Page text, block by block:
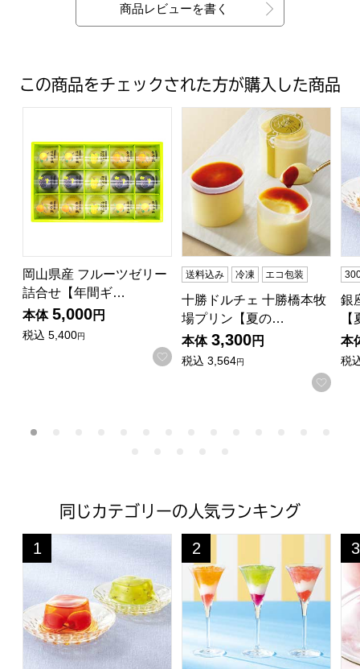
商品レビューを書く
この商品をチェックされた方が購入した商品
岡山県産 フルーツゼリー詰合せ【年間ギフト】
岡山県産 フルーツゼリー
詰合せ【年間ギ…
本体 5,000円
税込 5,400円
お気に入りに登録する
十勝ドルチェ 十勝橋本牧場
送料込み 冷凍 エコ包装
十勝ドルチェ 十勝橋本牧
場プリン【夏の…
本体 3,300円
税込 3,564円
お気
銀
本
税
同じカテゴリーの人気ランキング
銀座千疋屋 銀座ゼリー【夏の贈りもの・お中元】[PGS-
1
位
ひととえ 3層デザート ジュレ
2
位 3
位